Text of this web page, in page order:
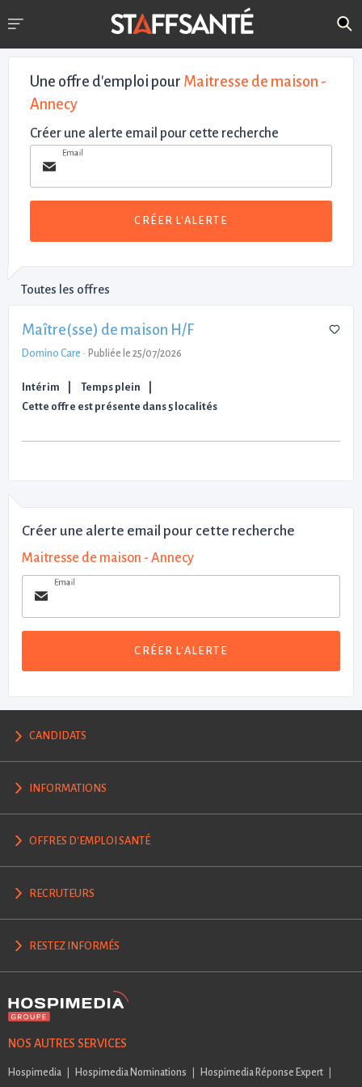
Une offre d'emploi pour Maitresse de maison -
Annecy
Créer une alerte email pour cette recherche
Email
CRÉER L'ALERTE
Toutes les offres
Maître(sse) de maison H/F
Domino Care - Publiée le 25/07/2026
Intérim
Temps plein
Cette offre est présente dans 5 localités
Créer une alerte email pour cette recherche
Maitresse de maison - Annecy
Email
CRÉER L'ALERTE
CANDIDATS
INFORMATIONS
OFFRES D'EMPLOI SANTÉ
RECRUTEURS
RESTEZ INFORMÉS
NOS AUTRES SERVICES
Hospimedia Hospimedia Nominations Hospimedia Réponse Expert